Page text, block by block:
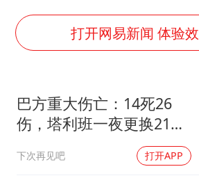
我国编制完
感觉全东北
打开网易新闻 体验
巴方重大伤亡：14死26
伤，塔利班一夜更换21个
下次再见吧 打开APP